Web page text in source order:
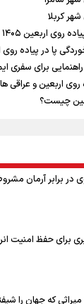
کربلا
روی اربعین ۱۴۰۵
پا در پیاده روی
چیست؟
پیاده روی اربعین
در برابر آرمان
برای حفظ امنیت
که جهان را